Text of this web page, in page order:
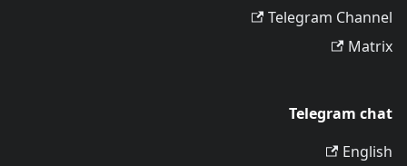
Telegram Channel
Matrix
Telegram chat
English